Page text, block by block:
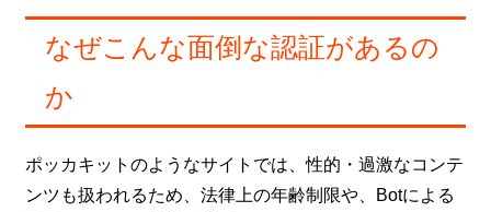
なぜこんな面倒な認証があるの
か
ポッカキットのようなサイトでは、性的・過激なコンテ
ンツも扱われるため、法律上の年齢制限や、Botによる